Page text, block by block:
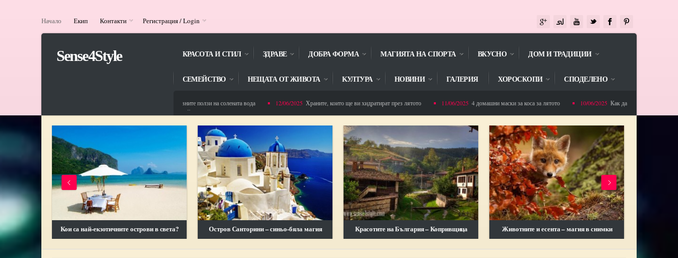
Начало Екип Контакти Регистрация / Login
Sense4Style КРАСОТА И СТИЛ ЗДРАВЕ ДОБРА ФОРМА МАГИЯТА НА СПОРТА ВКУСНО ДОМ И ТРАДИЦИИ
СЕМЕЙСТВО НЕЩАТА ОТ ЖИВОТА KУЛТУРА НОВИНИ ГАЛЕРИЯ ХОРОСКОПИ СПОДЕЛЕНО
Здравословните ползи на солената вода 12/06/2025Храните, които ще ви хидратират през лятото 11/06/2025 4 домашни маски за коса за лятото 10/06/2025Как да избегнете напълняването
Кои са най-екзотичните острови в света? Остров Санторини – синьо-бяла магия Красотите на България – Копривщица Животните и есента – магия в снимки